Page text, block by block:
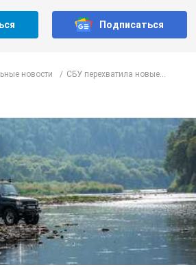
Подписаться
новости СБУ перехватила новые...